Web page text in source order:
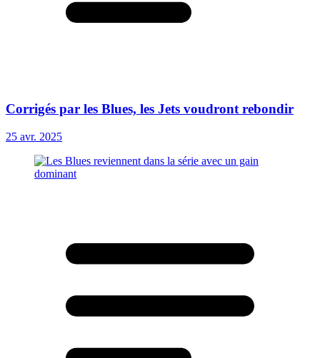
Corrigés par les Blues, les Jets voudront rebondir
25 avr. 2025